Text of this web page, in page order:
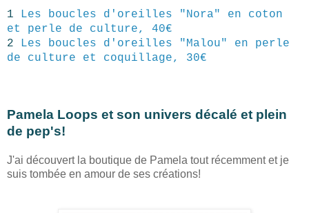
1 Les boucles d'oreilles "Nora" en coton
et perle de culture, 40€
2 Les boucles d'oreilles "Malou" en perle
de culture et coquillage, 30€
Pamela Loops et son univers décalé et plein
de pep's!
J'ai découvert la boutique de Pamela tout récemment et je
suis tombée en amour de ses créations!